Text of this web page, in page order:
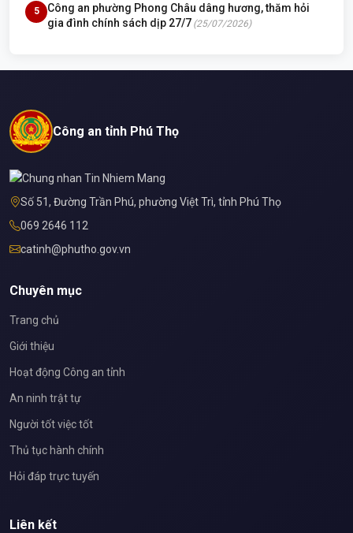
5
Công an phường Phong Châu dâng hương, thăm hỏi
gia đình chính sách dịp 27/7 (25/07/2026)
Công an tỉnh Phú Thọ
Số 51, Đường Trần Phú, phường Việt Trì, tỉnh Phú Thọ
069 2646 112
catinh@phutho.gov.vn
Chuyên mục
Trang chủ
Giới thiệu
Hoạt động Công an tỉnh
An ninh trật tự
Người tốt việc tốt
Thủ tục hành chính
Hỏi đáp trực tuyến
Liên kết